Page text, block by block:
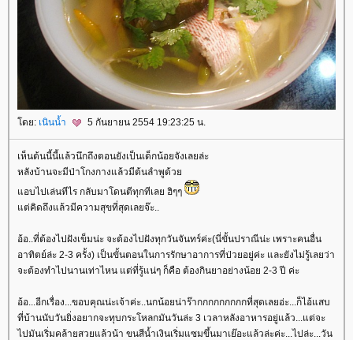
ดย: เนินน้ำ 5 กันยายน 2554 19:23:25 น.
เห็นต้นนี้นี้แล้วนึกถึงตอนยังเป็นเด็กน้อยจังเลยล่ะ
หลังบ้านจะมีป่าโกงกางแล้วมีต้นลำพูด้ว
อบไปเล่นทีไร กลับมาโดนตีทุกทีเลย ฮิๆๆ
ต่คิดถึงแล้วมีความสุขที่สุดเลยจ๊ะ..
อ้อ..ที่ต้องไปฝังเข็มน่ะ จะต้องไปฝังทุกวันจันทร์ค่ะ(นี่ขั้นปราณีน่ะ เพราะคนอื่น
อาทิตย์ล่ะ 2-3 ครั้ง) เป็นขั้นตอนในการรักษาอาการที่ป่วยอยู่ค่ะ และยังไม่รู้เลยว่า
จะต้องทำไปนานเท่าไหน แต่ที่รู้แน่ๆ ก็คือ ต้องกินยาอย่างน้อย 2-3 ปี ค่ะ
อ้อ...อีกเรื่อง...ขอบคุณน่ะเจ้าค่ะ..นกน้อยน่าร๊ากกกกกกกกกที่สุดเลยอ่ะ...ก็ไอ้แสบ
ที่บ้านนับวันยิ่งอยากจะทุบกระโหลกมันวันล่ะ 3 เวลาหลังอาหารอยู่แล้ว...แต่จะ
ไปมันเริ่มคล้ายสวยแล้วน้า ขนสีน้ำเงินเริ่มแซมขึ้นมาเย๊อะแล้วล่ะค่ะ...ไปล่ะ...วัน